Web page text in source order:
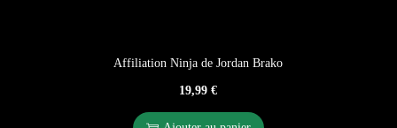
Affiliation Ninja de Jordan Brako
19,99€